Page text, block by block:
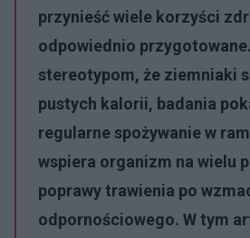
przynieść wiele korzyści
odpowiednio
stereotypom, że ziemniaki
pustych kalorii, badania
regularne spożywanie w
wspiera organizm na wielu
poprawy trawienia po
odpornościowego. W tym